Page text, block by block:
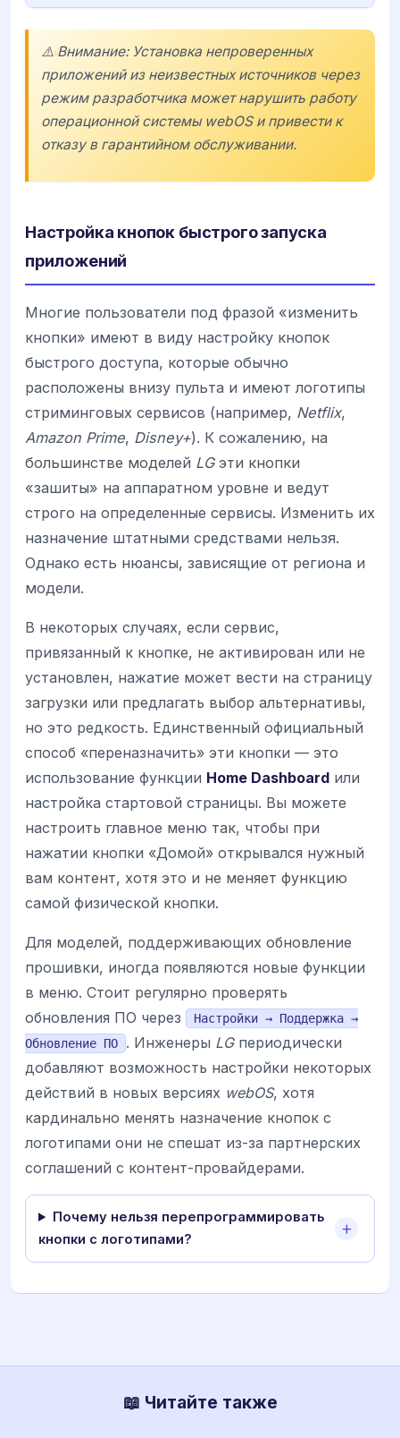
⚠️ Внимание: Установка непроверенных
приложений из неизвестных источников через
режим разработчика может нарушить работу
операционной системы webOSи привести к
отказу в гарантийном обслуживании.
Настройка кнопок быстрого запуска
приложений
Многие пользователи под фразой «изменить
кнопки» имеют в виду настройку кнопок
быстрого доступа, которые обычно
расположены внизу пульта и имеют логотипы
стриминговых сервисов (например, Netflix,
Amazon Prime, Disney+). К сожалению, на
большинстве моделей LGэти кнопки
«зашиты» на аппаратном уровне и ведут
строго на определенные сервисы. Изменить их
назначение штатными средствами нельзя.
Однако есть нюансы, зависящие от региона и
модели.
В некоторых случаях, если сервис,
привязанный к кнопке, не активирован или не
установлен, нажатие может вести на страницу
загрузки или предлагать выбор альтернативы,
но это редкость. Единственный официальный
способ «переназначить» эти кнопки — это
использование функции Home Dashboard или
настройка стартовой страницы. Вы можете
настроить главное меню так, чтобы при
нажатии кнопки «Домой» открывался нужный
вам контент, хотя это и не меняет функцию
самой физической кнопки.
Для моделей, поддерживающих обновление
прошивки, иногда появляются новые функции
в меню. Стоит регулярно проверять
обновления ПО через
Настройки → Поддержка →
Обновление ПО
. Инженеры LGпериодически
добавляют возможность настройки некоторых
действий в новых версиях webOS, хотя
кардинально менять назначение кнопок с
логотипами они не спешат из-за партнерских
соглашений с контент-провайдерами.
Почему нельзя перепрограммировать
кнопки с логотипами?
📖 Читайте также